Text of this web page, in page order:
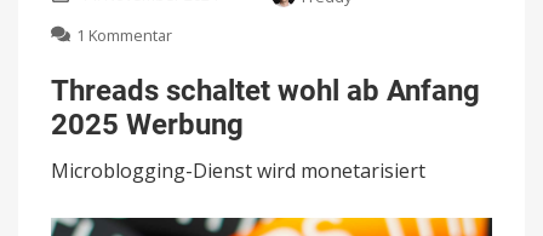
1 Kommentar
schaltet
wohl
ab
2025
Threads schaltet wohl ab Anfang
2025 Werbung
Microblogging-Dienst wird monetarisiert